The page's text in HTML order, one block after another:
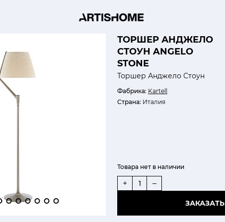
ТОРШЕР АНДЖЕЛО
СТОУН ANGELO
STONE
Торшер Анджело Стоун
Фабрика: Kartell
Страна: Италия
Товара нет в наличии
+ –
ЗАКАЗАТЬ